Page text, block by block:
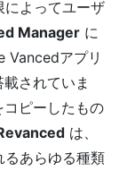
によってユーザ
Manager に
Vancedアプリ
されていま
ピーしたもの
は、
るあらゆる種類